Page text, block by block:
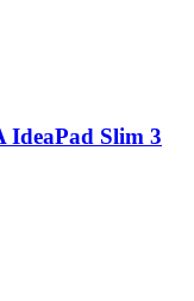
IdeaPad Slim 3